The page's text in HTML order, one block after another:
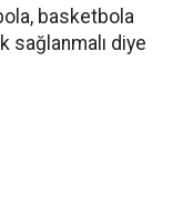
basketbola
sağlanmalı diye